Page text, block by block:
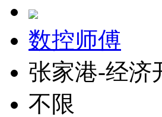
数控师傅
张家港-经济
不限